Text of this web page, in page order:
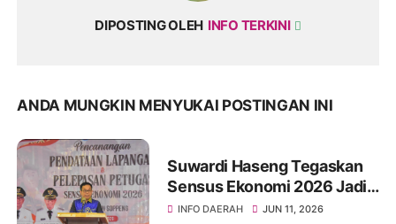
DIPOSTING OLEH INFO TERKINI
ANDA MUNGKIN MENYUKAI POSTINGAN INI
Suwardi Haseng Tegaskan
Sensus Ekonomi 2026 Jadi
Basis Pembangunan
INFO DAERAH JUN 11, 2026